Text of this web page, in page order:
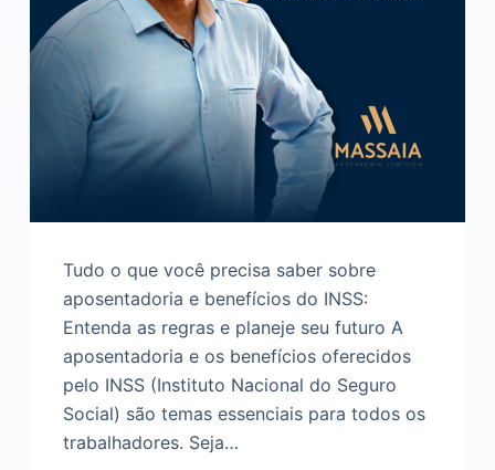
Tudo o que você precisa saber sobre
aposentadoria e benefícios do INSS:
Entenda as regras e planeje seu futuro A
aposentadoria e os benefícios oferecidos
pelo INSS (Instituto Nacional do Seguro
Social) são temas essenciais para todos os
trabalhadores. Seja…